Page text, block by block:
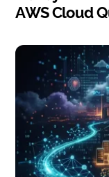
AWS Cloud